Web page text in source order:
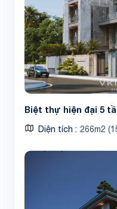
Biệt thự hiện đại 5
Diện tích 266m2